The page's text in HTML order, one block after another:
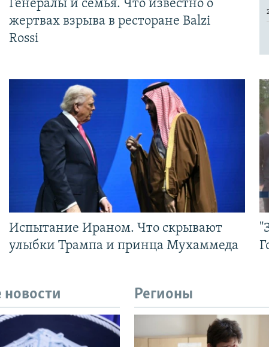
Генералы и семья. Что известно о
жертвах взрыва в ресторане Balzi
Rossi
Испытание Ираном. Что скрывают
улыбки Трампа и принца Мухаммеда
новости Регионы